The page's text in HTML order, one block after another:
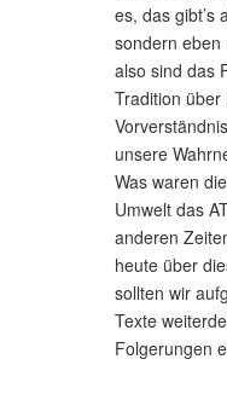
es, das gibt’s
sondern eben
also sind das
Tradition über
unsere
Was waren
Umwelt das
anderen
heute über
sollten wir
Texte
Folgerungen